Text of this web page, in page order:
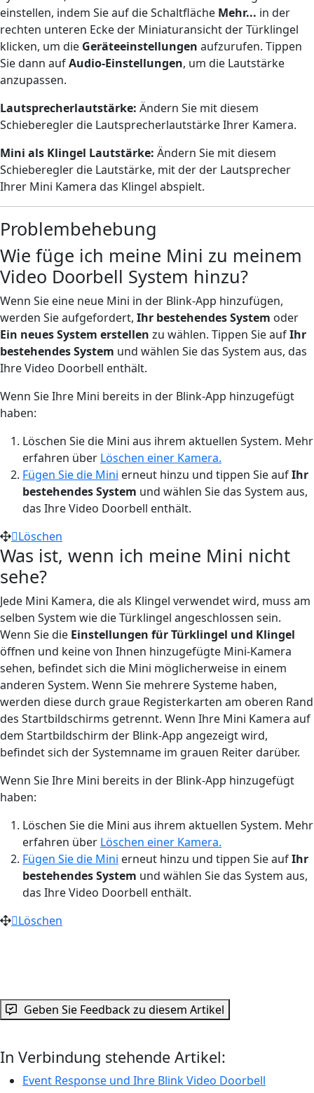
einstellen, indem Sie auf die Schaltfläche Mehr... in der
rechten unteren Ecke der Miniaturansicht der Türklingel
klicken, um die Geräteeinstellungen aufzurufen. Tippen
Sie dann aufAudio-Einstellungen, um die Lautstärke
anzupassen.
Lautsprecherlautstärke: Ändern Sie mit diesem
Schieberegler die Lautsprecherlautstärke Ihrer Kamera.
Mini als Klingel Lautstärke: Ändern Sie mit diesem
Schieberegler die Lautstärke, mit der der Lautsprecher
Ihrer Mini Kamera das Klingel abspielt.
Problembehebung
Wie füge ich meine Mini zu meinem
Video Doorbell System hinzu?
Wenn Sie eine neue Mini in der Blink-App hinzufügen,
werden Sie aufgefordert, Ihr bestehendes System oder
Ein neues System erstellen zu wählen. Tippen Sie aufIhr
bestehendes System und wählen Sie das System aus, das
Ihre Video Doorbell enthält.
Wenn Sie Ihre Mini bereits in der Blink-App hinzugefügt
haben:
Löschen Sie die Mini aus ihrem aktuellen System. Mehr
erfahren über Löschen einer Kamera.
Fügen Sie die Mini erneut hinzu und tippen Sie aufIhr
bestehendes System und wählen Sie das System aus,
das Ihre Video Doorbell enthält.
Löschen
Was ist, wenn ich meine Mini nicht
sehe?
Jede Mini Kamera, die als Klingel verwendet wird, muss am
selben System wie die Türklingel angeschlossen sein.
Wenn Sie die Einstellungen für Türklingel und Klingel
öffnen und keine von Ihnen hinzugefügte Mini-Kamera
sehen, befindet sich die Mini möglicherweise in einem
anderen System. Wenn Sie mehrere Systeme haben,
werden diese durch graue Registerkarten am oberen Rand
des Startbildschirms getrennt. Wenn Ihre Mini Kamera auf
dem Startbildschirm der Blink-App angezeigt wird,
befindet sich der Systemname im grauen Reiter darüber.
Wenn Sie Ihre Mini bereits in der Blink-App hinzugefügt
haben:
Löschen Sie die Mini aus ihrem aktuellen System. Mehr
erfahren über Löschen einer Kamera.
Fügen Sie die Mini erneut hinzu und tippen Sie aufIhr
bestehendes System und wählen Sie das System aus,
das Ihre Video Doorbell enthält.
Löschen
Geben Sie Feedback zu diesem Artikel
In Verbindung stehende Artikel:
Event Response und Ihre Blink Video Doorbell